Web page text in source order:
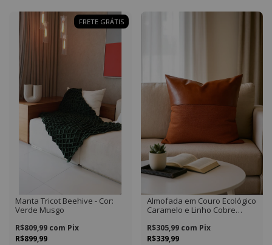
FRETE GRÁTIS
Manta Tricot Beehive - Cor:
Verde Musgo
R$899,99
R$809,99 com Pix
Almofada em Couro Ecológico
Caramelo e Linho Cobre
R$339,99
R$305,99 com Pix